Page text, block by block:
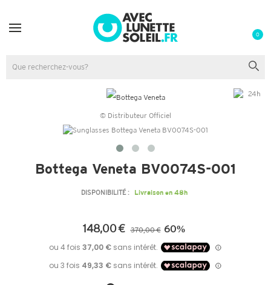
0
© Distributeur Officiel
Bottega Veneta BV0074S-001
DISPONIBILITÉ : Livraison en 48h
148,00 € 370,00 € 60%